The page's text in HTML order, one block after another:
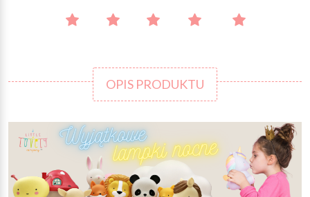
OPIS PRODUKTU